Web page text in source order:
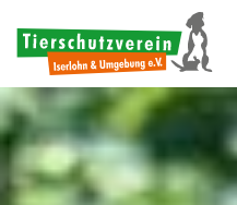
Zum Hauptinhalt springen